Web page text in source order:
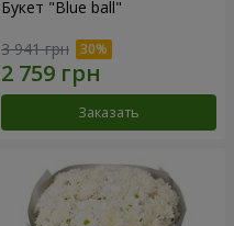
Букет "Blue ball"
3 941 грн
Заказать